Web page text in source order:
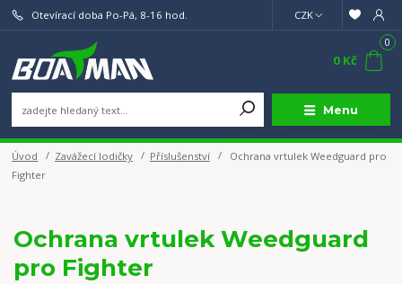
Menu
CZK
Otevírací doba Po-Pá, 8-16 hod.
0
0 Kč
Úvod Zavážecí lodičky Příslušenství
Ochrana vrtulek Weedguard pro
Fighter
Ochrana vrtulek Weedguard
pro Fighter